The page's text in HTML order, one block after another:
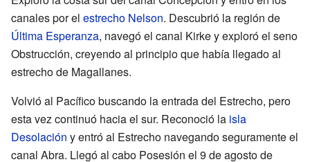
canales por el estrecho Nelson. Descubrió la región de
Última Esperanza, navegó el canal Kirke y exploró el seno
Obstrucción, creyendo al principio que había llegado al
estrecho de Magallanes.
Volvió al Pacífico buscando la entrada del Estrecho, pero
esta vez continuó hacia el sur. Reconoció la isla
Desolación y entró al Estrecho navegando seguramente el
canal Abra. Llegó al cabo Posesión el 9 de agosto de